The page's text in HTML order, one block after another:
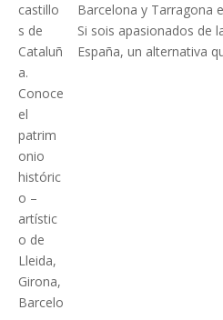
Barcelona y Tarragona
Si sois apasionados de
España, un alternativa